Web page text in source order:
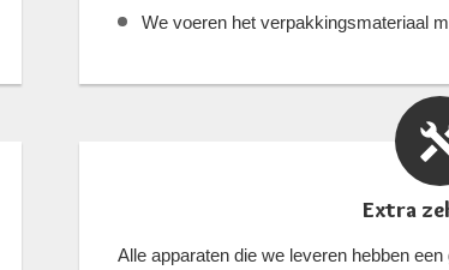
We voeren het verpakkingsmateriaal
Extra
Alle apparaten die we leveren hebben